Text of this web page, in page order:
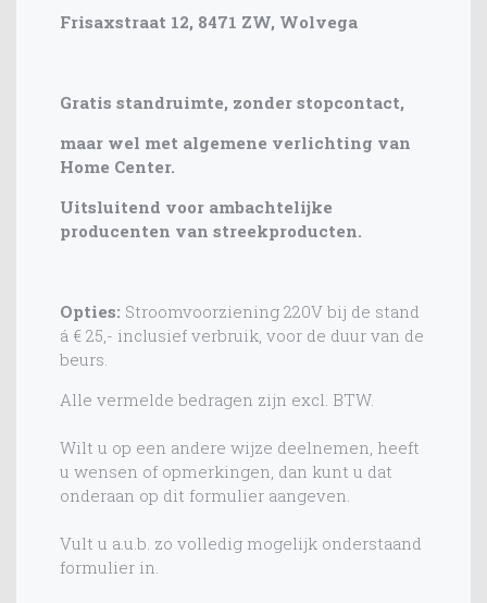
Frisaxstraat 12, 8471 ZW, Wolvega
Gratis standruimte, zonder stopcontact,
maar wel met algemene verlichting van
Home Center.
Uitsluitend voor ambachtelijke
producenten van streekproducten.
Opties: Stroomvoorziening 220V bij de stand
á € 25,- inclusief verbruik, voor de duur van de
beurs.
Alle vermelde bedragen zijn excl. BTW.
Wilt u op een andere wijze deelnemen, heeft
u wensen of opmerkingen, dan kunt u dat
onderaan op dit formulier aangeven.
Vult u a.u.b. zo volledig mogelijk onderstaand
formulier in.